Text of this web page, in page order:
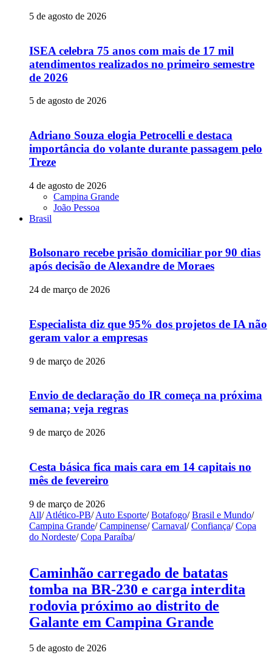
5 de agosto de 2026
ISEA celebra 75 anos com mais de 17 mil
atendimentos realizados no primeiro semestre
de 2026
5 de agosto de 2026
Adriano Souza elogia Petrocelli e destaca
importância do volante durante passagem pelo
Treze
4 de agosto de 2026
Campina Grande
João Pessoa
Brasil
Bolsonaro recebe prisão domiciliar por 90 dias
após decisão de Alexandre de Moraes
24 de março de 2026
Especialista diz que 95% dos projetos de IA não
geram valor a empresas
9 de março de 2026
Envio de declaração do IR começa na próxima
semana; veja regras
9 de março de 2026
Cesta básica fica mais cara em 14 capitais no
mês de fevereiro
9 de março de 2026
All/ Atlético-PB/ Auto Esporte/ Botafogo/ Brasil e Mundo/
Campina Grande/ Campinense/ Carnaval/ Confiança/ Copa
do Nordeste/ Copa Paraíba/
Caminhão carregado de batatas
tomba na BR-230 e carga interdita
rodovia próximo ao distrito de
Galante em Campina Grande
5 de agosto de 2026